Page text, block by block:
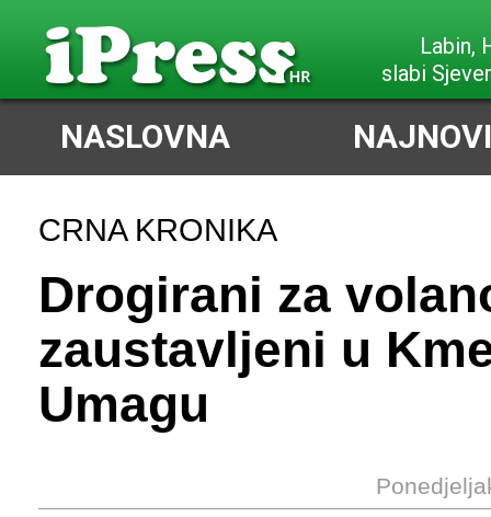
Labin,
slabi
NASLOVNA
CRNA KRONIKA
Drogirani za
zaustavljeni u
Umagu